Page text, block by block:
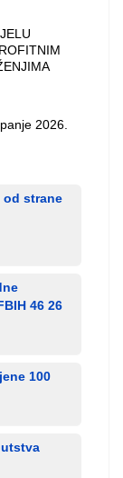
2026.
od strane
46 26
100